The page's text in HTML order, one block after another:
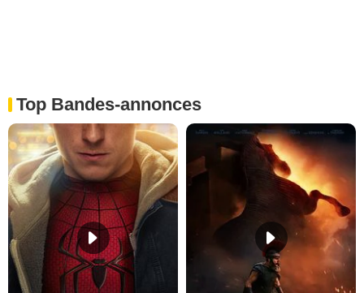
Top Bandes-annonces